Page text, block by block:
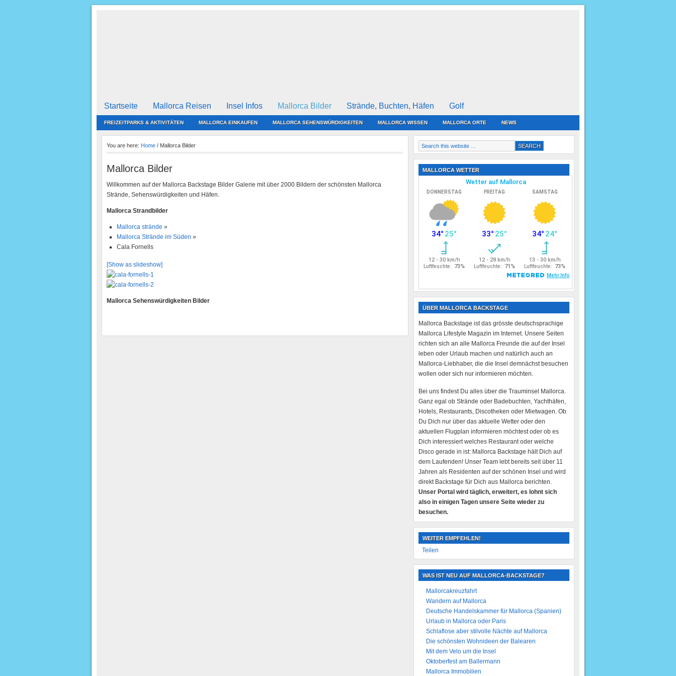
Startseite Mallorca Reisen Insel Infos Mallorca Bilder Strände, Buchten, Häfen Golf
FREIZEITPARKS & AKTIVITÄTEN MALLORCA EINKAUFEN MALLORCA SEHENSWÜRDIGKEITEN MALLORCA WISSEN MALLORCA ORTE NEWS
You are here: Home / Mallorca Bilder
Mallorca Bilder
Willkommen auf der Mallorca Backstage Bilder Galerie mit über 2000 Bildern der schönsten Mallorca
Strände, Sehenswürdigkeiten und Häfen.
Mallorca Strandbilder
Mallorca strände »
Mallorca Strände im Süden »
Cala Fornells
[Show as slideshow]
Mallorca Sehenswürdigkeiten Bilder
MALLORCA WETTER
ÜBER MALLORCA BACKSTAGE
Mallorca Backstage ist das grösste deutschsprachige
Mallorca Lifestyle Magazin im Internet. Unsere Seiten
richten sich an alle Mallorca Freunde die auf der Insel
leben oder Urlaub machen und natürlich auch an
Mallorca-Liebhaber, die die Insel demnächst besuchen
wollen oder sich nur informieren möchten.
Bei uns findest Du alles über die Trauminsel Mallorca.
Ganz egal ob Strände oder Badebuchten, Yachthäfen,
Hotels, Restaurants, Discotheken oder Mietwagen. Ob
Du Dich nur über das aktuelle Wetter oder den
aktuellen Flugplan informieren möchtest oder ob es
Dich interessiert welches Restaurant oder welche
Disco gerade in ist: Mallorca Backstage hält Dich auf
dem Laufenden! Unser Team lebt bereits seit über 11
Jahren als Residenten auf der schönen Insel und wird
direkt Backstage für Dich aus Mallorca berichten.
Unser Portal wird täglich, erweitert, es lohnt sich
also in einigen Tagen unsere Seite wieder zu
besuchen.
WEITER EMPFEHLEN!
Teilen
WAS IST NEU AUF MALLORCA-BACKSTAGE?
Mallorcakreuzfahrt
Wandern auf Mallorca
Deutsche Handelskammer für Mallorca (Spanien)
Urlaub in Mallorca oder Paris
Schlaflose aber stilvolle Nächte auf Mallorca
Die schönsten Wohnideen der Balearen
Mit dem Velo um die Insel
Oktoberfest am Ballermann
Mallorca Immobilien